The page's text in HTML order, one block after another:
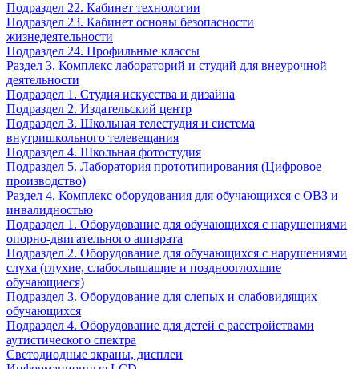
Подраздел 22. Кабинет технологии
Подраздел 23. Кабинет основы безопасности
жизнедеятельности
Подраздел 24. Профильные классы
Раздел 3. Комплекс лабораторий и студий для внеурочной
деятельности
Подраздел 1. Студия искусства и дизайна
Подраздел 2. Издательский центр
Подраздел 3. Школьная телестудия и система
внутришкольного телевещания
Подраздел 4. Школьная фотостудия
Подраздел 5. Лаборатория прототипирования (Цифровое
производство)
Раздел 4. Комплекс оборудования для обучающихся с ОВЗ и
инвалидностью
Подраздел 1. Оборудование для обучающихся с нарушениями
опорно-двигательного аппарата
Подраздел 2. Оборудование для обучающихся с нарушениями
слуха (глухие, слабослышащие и позднооглохшие
обучающиеся)
Подраздел 3. Оборудование для слепых и слабовидящих
обучающихся
Подраздел 4. Оборудование для детей с расстройствами
аутистического спектра
Светодиодные экраны, дисплеи